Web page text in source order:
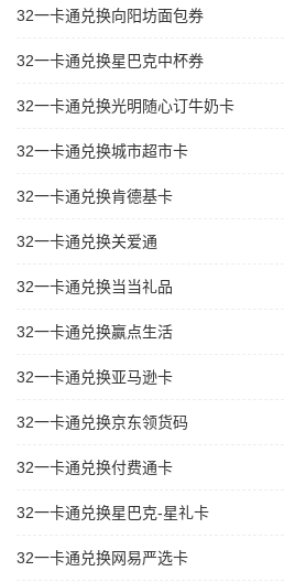
32一卡通兑换向阳坊面包券
32一卡通兑换星巴克中杯券
32一卡通兑换光明随心订牛奶卡
32一卡通兑换城市超市卡
32一卡通兑换肯德基卡
32一卡通兑换关爱通
32一卡通兑换当当礼品
32一卡通兑换赢点生活
32一卡通兑换亚马逊卡
32一卡通兑换京东领货码
32一卡通兑换付费通卡
32一卡通兑换星巴克-星礼卡
32一卡通兑换网易严选卡